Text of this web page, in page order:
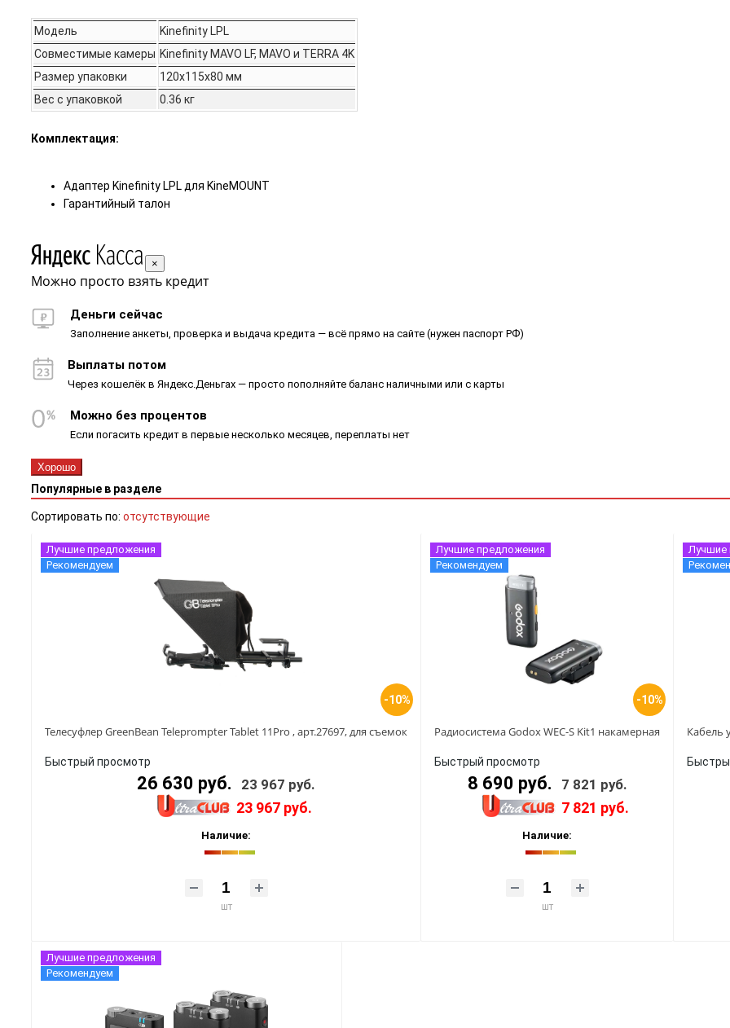
Модель
Kinefinity LPL
Совместимые камеры Kinefinity MAVO LF, MAVO и TERRA 4K
Размер упаковки
120х115х80 мм
Вес с упаковкой
0.36 кг
Комплектация:
Адаптер Kinefinity LPL для KineMOUNT
Гарантийный талон
×
Можно просто взять кредит
Деньги сейчас
Заполнение анкеты, проверка и выдача кредита — всё прямо на сайте (нужен паспорт РФ)
Выплаты потом
Через кошелёк в Яндекс.Деньгах — просто пополняйте баланс наличными или с карты
Можно без процентов
Если погасить кредит в первые несколько месяцев, переплаты нет
Хорошо
Популярные в разделе
Сортировать по: отсутствующие
-10%
Лучшие предложения
Рекомендуем
Телесуфлер GreenBean Teleprompter Tablet 11Pro , арт.27697, для съемок
Быстрый просмотр
26 630 руб. 23 967 руб.
23 967 руб.
Наличие:
шт
-10%
Лучшие предложения
Рекомендуем
Радиосистема Godox WEC-S Kit1 накамерная
Быстрый просмотр
8 690 руб. 7 821 руб.
7 821 руб.
Наличие:
шт
Лучшие
Кабель
Лучшие предложения
Рекомендуем